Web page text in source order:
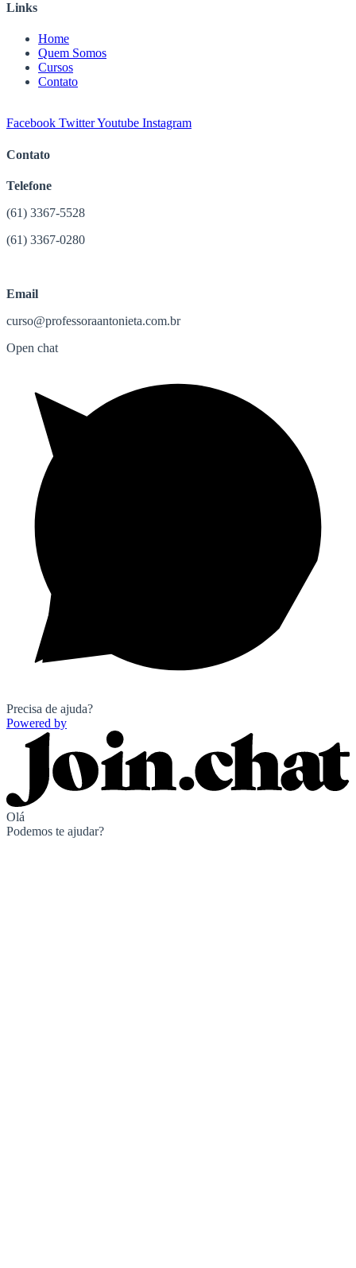
Links
Home
Quem Somos
Cursos
Contato
Facebook TwitterYoutube Instagram
Contato
Telefone
(61) 3367-5528
(61) 3367-0280
Email
curso@professoraantonieta.com.br
Open chat
Precisa de ajuda?
Powered by
Olá
Podemos te ajudar?